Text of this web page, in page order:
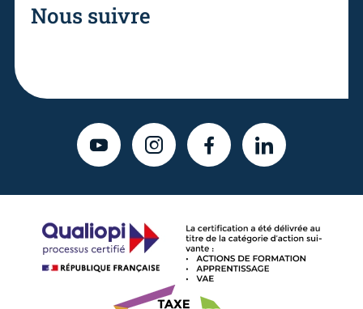
Nous suivre
YOUTUBEINSTAGRAMFACEBOOKLINKEDIN